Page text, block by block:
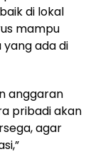
di lokal
mampu
ada di
anggaran
pribadi akan
agar